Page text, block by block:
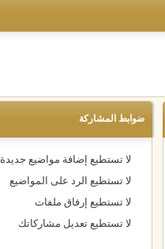
ضوابط المشاركة
لا تستطيع إضافة مواضيع جديدة
لا تستطيع الرد على المواضيع
لا تستطيع إرفاق ملفات
لا تستطيع تعديل مشاركاتك